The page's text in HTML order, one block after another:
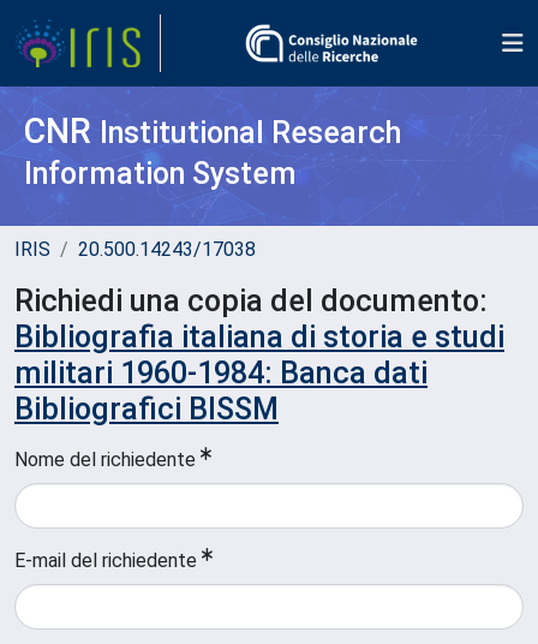
CNR Institutional Research
Information System
IRIS 20.500.14243/17038
Richiedi una copia del documento:
Bibliografia italiana di storia e studi
militari 1960-1984: Banca dati
Bibliografici BISSM
Nome del richiedente
E-mail del richiedente